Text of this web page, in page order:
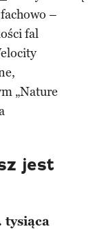
–
fal
„Nature
jest
tysiąca